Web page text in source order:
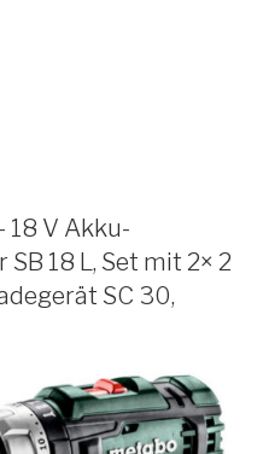
V Akku-
18 L, Set mit 2× 2
SC 30,